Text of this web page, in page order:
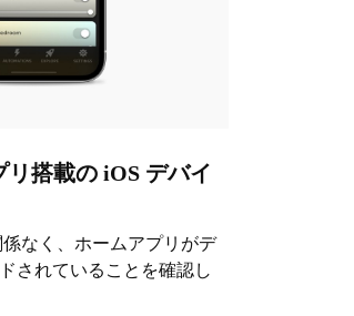
リ搭載の iOS デバイ
係なく、ホームアプリがデ
されていることを確認し